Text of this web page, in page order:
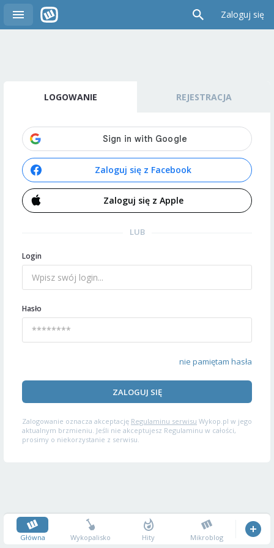
Zaloguj się
LOGOWANIE REJESTRACJA
Zaloguj się z Facebook
Zaloguj się z Apple
LUB
Login
Hasło
nie pamiętam hasła
ZALOGUJ SIĘ
Zalogowanie oznacza akceptację Regulaminu serwisu Wykop.pl w jego
aktualnym brzmieniu. Jeśli nie akceptujesz Regulaminu w całości,
prosimy o niekorzystanie z serwisu.
Główna Wykopalisko Hity Mikroblog